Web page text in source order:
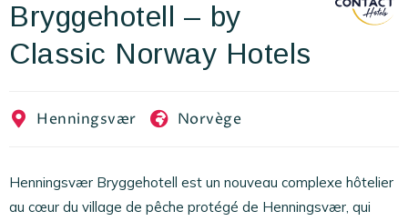
EN
Bryggehotell – by
Classic Norway Hotels
Henningsvær Norvège
Henningsvær Bryggehotell est un nouveau complexe hôtelier
au cœur du village de pêche protégé de Henningsvær, qui